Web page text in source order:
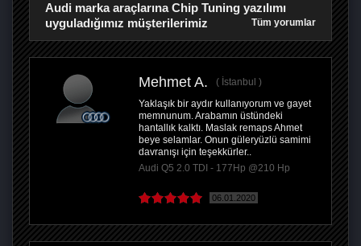
Audi marka araçlarına Chip Tuning yazılımı
uyguladığımız müşterilerimiz
Tüm yorumlar
Mehmet A.
İstanbul
Yaklaşık bir aydır kullanıyorum ve gayet
memnunum. Arabamın üstündeki
hantallık kalktı. Maslak remaps Ahmet
beye selamlar. Onun güleryüzlü samimi
davranışı için teşekkürler..
Audi Q5 2.0 TDI - 177Hp @210 Hp
06.01.2020